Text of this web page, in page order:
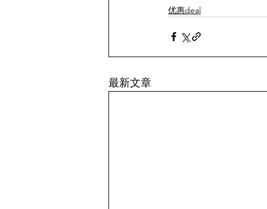
优惠deal
最新文章